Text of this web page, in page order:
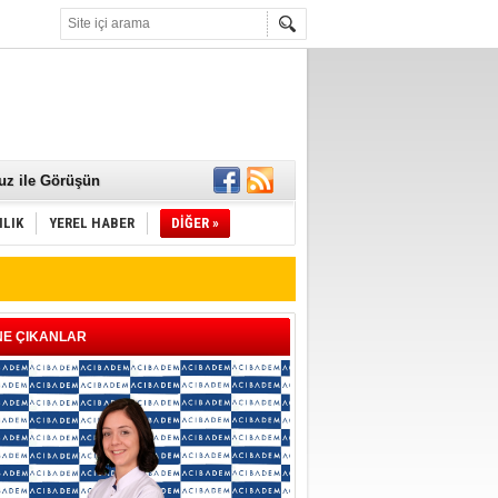
ile Görüşün
YEREL HABER DİĞER »
ÇIKANLAR